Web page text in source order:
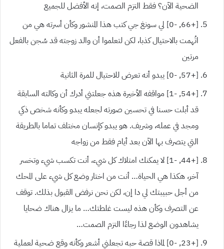
الضحية الآن؟ فقط التزم الصمت، إنه الأفضل للجميع
[+66,
-0]
لي سونغ جي كتب هذا المنشور وكأن أسرته هي من
اتُهمت بالاحتيال كذبا، لكن لتعلموا أن والد زوجته قد سُجن بالفعل
مرتين
[+57,
-0]
يبدو أنه تعرض للاحتيال للمرة الثانية
[+54,
-1]
مواقفه الأخيرة هذه جعلتني أدرك أن وكالته السابقة
قد أبلت حسنا في تحسين صورته لجعله يبدو وكأنه شخص ذكي
ومجد في عمله، وشريف. هو يبدو كإنسان مختلف تماما بالطريقة
التي يتصرف بها الآن بعد أيام فقط من زواجه
[+44,
-1]
لا يمكنك امتلاك كل شيء، أنت تكسب شيء وتخسر
آخر، هكذا هي الحياة… أنت من اختار وضع كل شيء على المحك
من أجل حبيبتك لي دا إن، لكن نحن نرفض القبول بذلك. توقف
عن التصرف وكأن هذه ليست غلطتك… ما يزال هناك ضحايا
يشاهدون الوضع لذا رجاءًا التزم الصمت…
[+23,
-0] لماذا قصة حبه تجعلني أشعر وكأنه وقع ضحية لعملية